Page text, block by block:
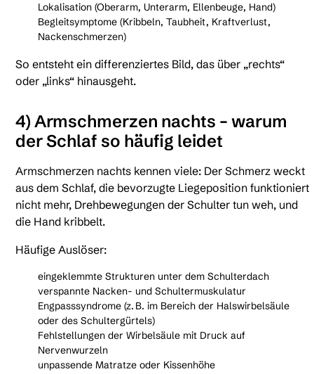
Lokalisation (Oberarm, Unterarm, Ellenbeuge, Hand)
Begleitsymptome (Kribbeln, Taubheit, Kraftverlust,
Nackenschmerzen)
So entsteht ein differenziertes Bild, das über „rechts“
oder „links“ hinausgeht.
4) Armschmerzen nachts – warum
der Schlaf so häufig leidet
Armschmerzen nachts kennen viele: Der Schmerz weckt
aus dem Schlaf, die bevorzugte Liegeposition funktioniert
nicht mehr, Drehbewegungen der Schulter tun weh, und
die Hand kribbelt.
Häufige Auslöser:
eingeklemmte Strukturen unter dem Schulterdach
verspannte Nacken- und Schultermuskulatur
Engpasssyndrome (z. B. im Bereich der Halswirbelsäule
oder des Schultergürtels)
Fehlstellungen der Wirbelsäule mit Druck auf
Nervenwurzeln
unpassende Matratze oder Kissenhöhe